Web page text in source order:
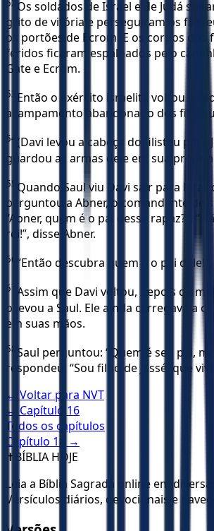
52 Os soldados de Israel e de Judá
grito de vitória e perseguiram os
os portões de Ecrom. E os corpos
feridos ficaram espalhados pelo
Gate e Ecrom.
53 Então o exército israelita voltou e
acampamento abandonado dos
54 (Davi levou a cabeça do filisteu para
guardou as armas dele em sua
55 Quando Saul viu Davi sair para
perguntou a Abner, o comandante de
“Abner, quem é o pai desse rapaz?”.
rei!”, disse Abner.
56 “Então descubra quem é o pai
57 Assim que Davi voltou, depois de
o levou a Saul. Ele ainda carregava a
em suas mãos.
58 Saul perguntou: “Quem é seu pai,
respondeu: “Sou filho de Jessé, que
← Voltar para NVT
← Capítulo 16
Todos os capítulos
Capítulo 18
→
✝️ BÍBLIA HOJE
Leia a Bíblia Sagrada online em
Versículos diários, devocionais e